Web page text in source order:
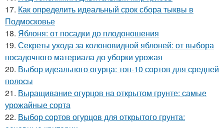
17. Как определить идеальный срок сбора тыквы в
Подмосковье
18. Яблоня: от посадки до плодоношения
19. Секреты ухода за колоновидной яблоней: от выбора
посадочного материала до уборки урожая
20. Выбор идеального огурца: топ-10 сортов для средней
полосы
21. Выращивание огурцов на открытом грунте: самые
урожайные сорта
22. Выбор сортов огурцов для открытого грунта: